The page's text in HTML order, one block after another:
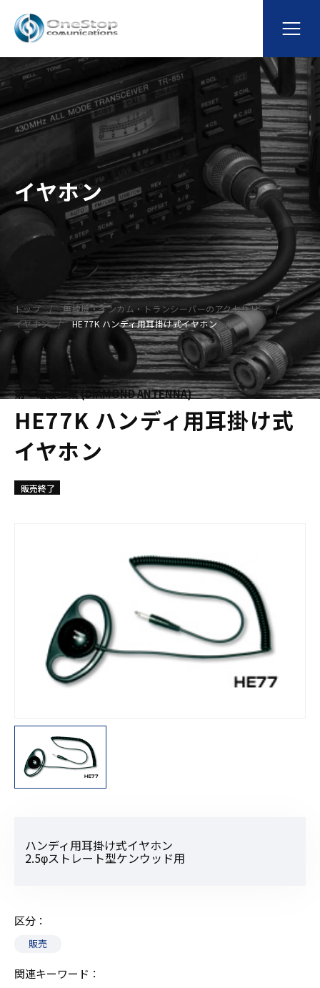
イヤホン
トップ
無線機・インカム・トランシーバーのアクセサリー
イヤホン
HE77K ハンディ用耳掛け式イヤホン
第一電波工業 (DIAMOND ANTENNA)
HE77K ハンディ用耳掛け式
イヤホン
販売終了
ハンディ用耳掛け式イヤホン
2.5φストレート型ケンウッド用
区分
販売
関連キーワード